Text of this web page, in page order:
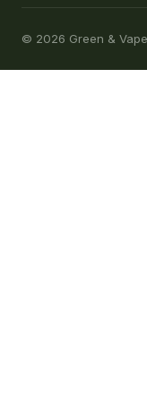
© 2026 Green &